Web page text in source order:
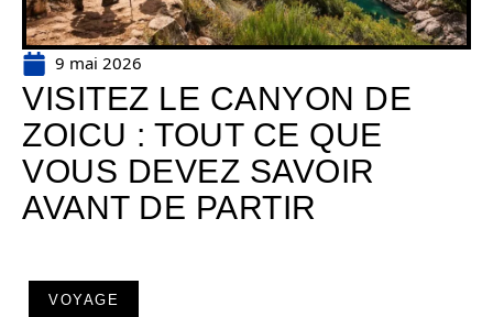
9 mai 2026
VISITEZ LE CANYON DE
ZOICU : TOUT CE QUE
VOUS DEVEZ SAVOIR
AVANT DE PARTIR
VOYAGE